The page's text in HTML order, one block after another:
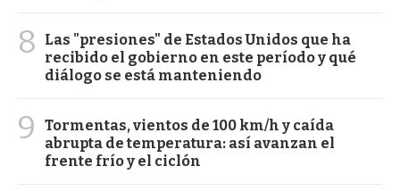
8
Las "presiones" de Estados Unidos que ha
recibido el gobierno en este período y qué
diálogo se está manteniendo
9
Tormentas, vientos de 100 km/h y caída
abrupta de temperatura: así avanzan el
frente frío y el ciclón